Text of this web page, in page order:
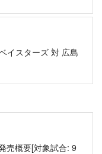
イスターズ 対 広島
売概要[対象試合: 9